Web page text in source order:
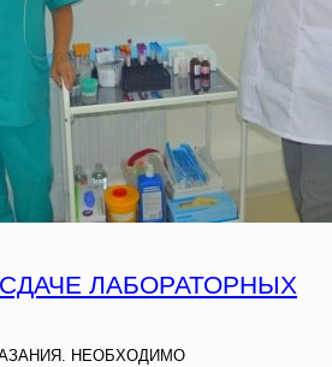
ЛАБОРАТОРНЫХ
НЕОБХОДИМО